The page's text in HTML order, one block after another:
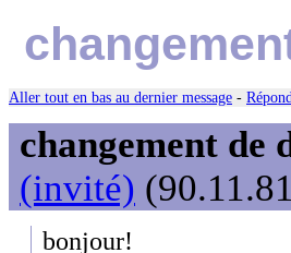
Aller tout en bas au dernier message -
changement de
(invité)
bonjour!